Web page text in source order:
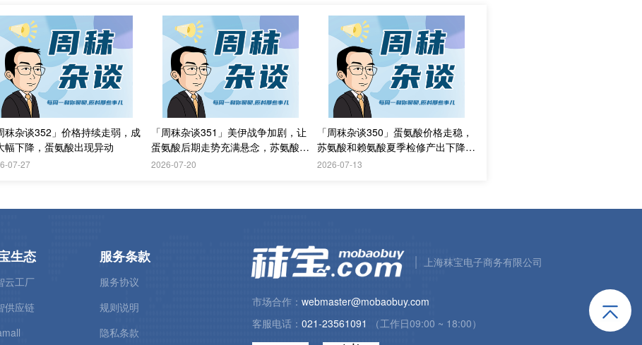
秣杂谈352」价格持续走弱，成
幅下降，蛋氨酸出现异动
07-27
「周秣杂谈351」美伊战争加剧，让
蛋氨酸后期走势充满悬念，苏氨酸关
注度增加
2026-07-20
「周秣杂谈350」蛋氨酸价格走稳，
苏氨酸和赖氨酸夏季检修产出下降2
5%-50%
2026-07-13
生态
云工厂
供应链
服务条款
服务协议
规则说明
隐私条款
上海秣宝电子商务有限公司
市场合作： webmaster@mobaobuy.com
客服电话： 021-23561091 （工作日09:00 ~ 18:00）